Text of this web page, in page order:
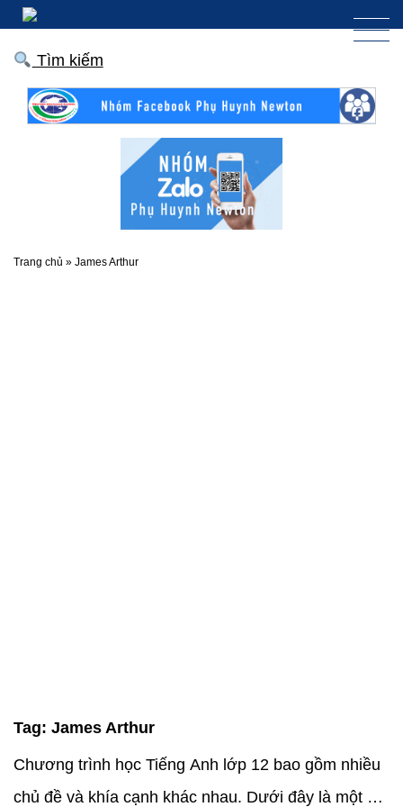
Tìm kiếm
Trang chủ » James Arthur
Tag: James Arthur
Chương trình học Tiếng Anh lớp 12 bao gồm nhiều
chủ đề và khía cạnh khác nhau. Dưới đây là một số